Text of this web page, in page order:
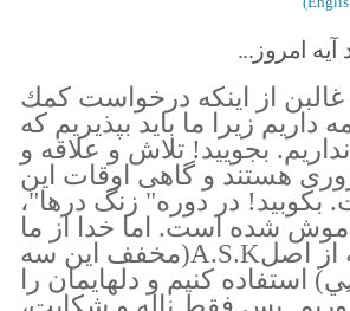
آیه امروز...
غالبن از اينكه درخواست كمك
داريم زيرا ما بايد بپذيريم كه
بجوييد! تلاش و علاقه و
هستند و گاهى اوقات اين
در دوره" زنگ درها"،
شده است. اما خدا از ما
ميخواهد كه از اصلA.S.K(مخفف اين سه
استفاده كنيم و دلهايمان را